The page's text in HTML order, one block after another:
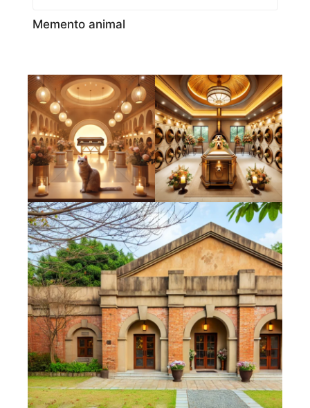
Memento animal